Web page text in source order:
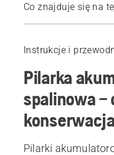
Co znajduje się na
Czyszczenie pilarki
Konserwacja
Instrukcje i
Pilarka
spalinowa
Pilarki